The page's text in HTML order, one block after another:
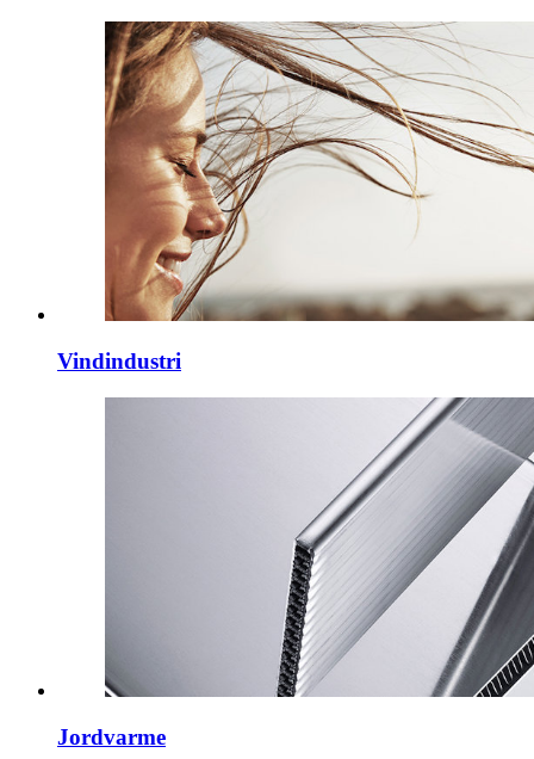
Vindindustri
Jordvarme